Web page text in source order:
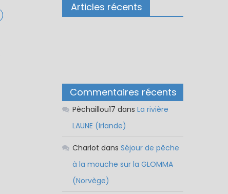
Articles récents
Commentaires récents
Pêchaillou17 dansLa rivière
LAUNE (Irlande)
Charlot dansSéjour de pêche
à la mouche sur la GLOMMA
(Norvège)